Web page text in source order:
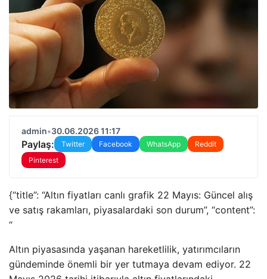
admin•30.06.2026 11:17
Paylaş: Twitter Facebook WhatsApp
Reddit
Pinterest
{“title”: “Altın fiyatları canlı grafik 22 Mayıs: Güncel alış
ve satış rakamları, piyasalardaki son durum”, “content”:
“
Altın piyasasında yaşanan hareketlilik, yatırımcıların
gündeminde önemli bir yer tutmaya devam ediyor. 22